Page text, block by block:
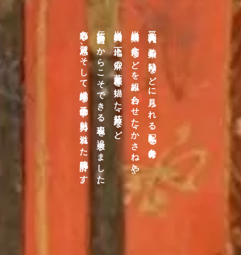
平安時代の装束の袖口などに見られる配色を参考に、
岩絵具や金箔などを組み合わせた『かさね』や、
岩絵具の下地に麻の葉文様を描いた『箔紋』など、
伝統素材だからこそできる表現を追求しました。
色彩や質感、そして繊細な手仕事の魅力に溢れた腕時計です。